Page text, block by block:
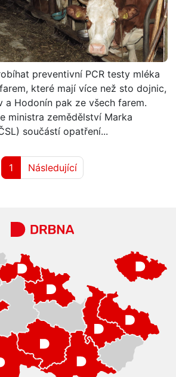
preventivní PCR testy mléka
které mají více než sto dojnic,
a Hodonín pak ze všech farem.
ministra zemědělství Marka
součástí opatření...
1 Následující